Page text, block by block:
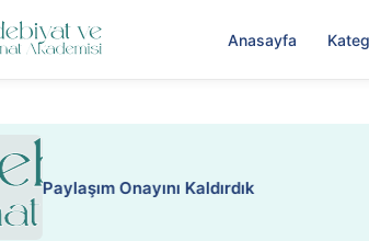
Anasayfa
Nadir içeriklere kısıtlama ve kredi